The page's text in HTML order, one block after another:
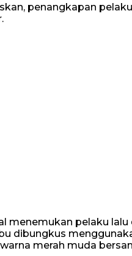
penangkapan
menemukan pelaku
dibungkus
merah muda